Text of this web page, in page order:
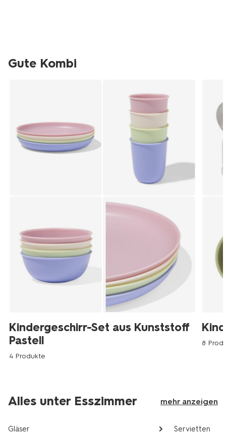
Gute Kombi
Kindergeschirr-Set aus Kunststoff
Pastell
4 Produkte
8
Alles unter Esszimmer mehr anzeigen
Gläser Servietten